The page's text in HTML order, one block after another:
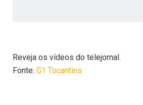
Reveja os vídeos do telejornal.
Fonte: G1 Tocantins